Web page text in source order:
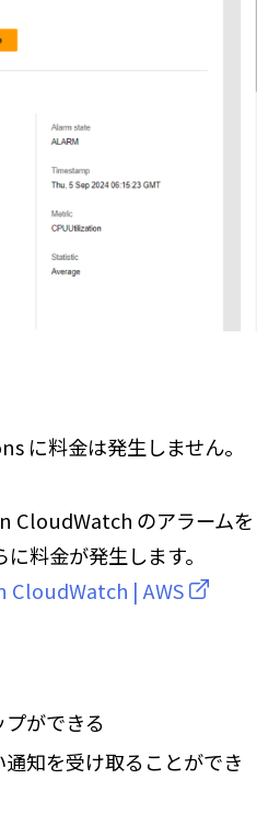
に料金は発生しません。
CloudWatch のアラームを
料金が発生します。
CloudWatch | AWS
ができる
知を受け取ることができ